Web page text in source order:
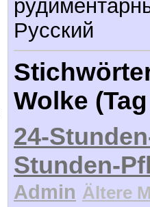
Русский
Wolke
24-
Stunden-
Admin Ältere